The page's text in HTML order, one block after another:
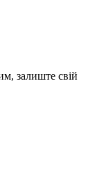
залиште свій